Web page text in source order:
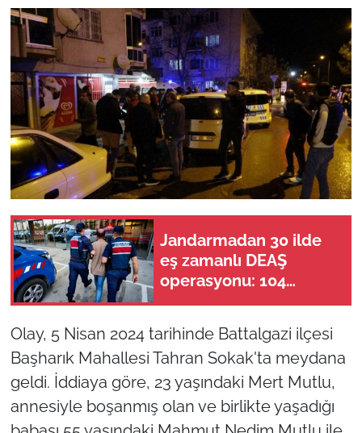
Jandarmadan 30 ilde
eş zamanlı DEAŞ
operasyonu: 104
şüpheli yakalandı!
Olay, 5 Nisan 2024 tarihinde Battalgazi ilçesi
Başharık Mahallesi Tahran Sokak'ta meydana
geldi. İddiaya göre, 23 yaşındaki Mert Mutlu,
annesiyle boşanmış olan ve birlikte yaşadığı